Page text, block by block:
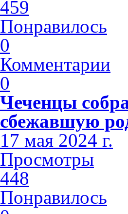
459
Понравилось
0
Комментарии
0
Чеченцы
сбежавшую
17 мая 2024 г.
Просмотры
448
Понравилось